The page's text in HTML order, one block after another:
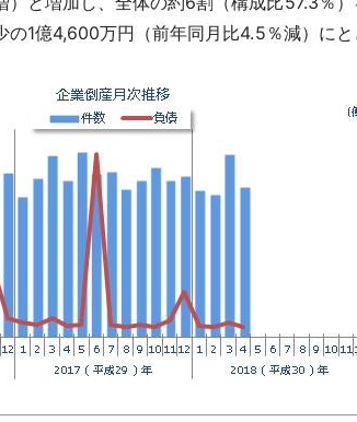
1億4,600万円（前年同月比4.5％減）に